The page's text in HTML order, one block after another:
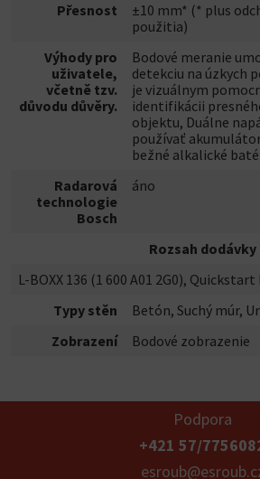
Přesnost
±10 mm* (* plus
použitia)
Výhody pro
uživatele,
včetně tzv.
důvodu důvěry.
Bodové meranie
detekciu na úzkych
je vizuálnym
identifikácii
objektu, Duálne
používať
bežné alkalické
Radarová
technologie
Bosch
áno
Rozsah dodávky
L-BOXX 136 (1 600 A01 2G0),
Typy stěn
Betón, Suchý múr,
Zobrazení
Bodové zobrazenie
Podpora
+421 57/